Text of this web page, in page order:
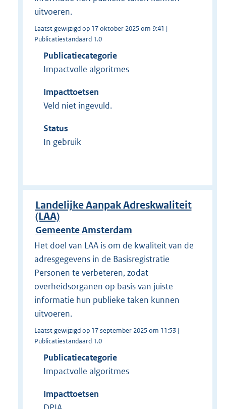
uitvoeren.
Laatst gewijzigd op 17 oktober 2025 om 9:41 |
Publicatiestandaard 1.0
Publicatiecategorie
Impactvolle algoritmes
Impacttoetsen
Veld niet ingevuld.
Status
In gebruik
Landelijke Aanpak Adreskwaliteit
(LAA)
Gemeente Amsterdam
Het doel van LAA is om de kwaliteit van de
adresgegevens in de Basisregistratie
Personen te verbeteren, zodat
overheidsorganen op basis van juiste
informatie hun publieke taken kunnen
uitvoeren.
Laatst gewijzigd op 17 september 2025 om 11:53 |
Publicatiestandaard 1.0
Publicatiecategorie
Impactvolle algoritmes
Impacttoetsen